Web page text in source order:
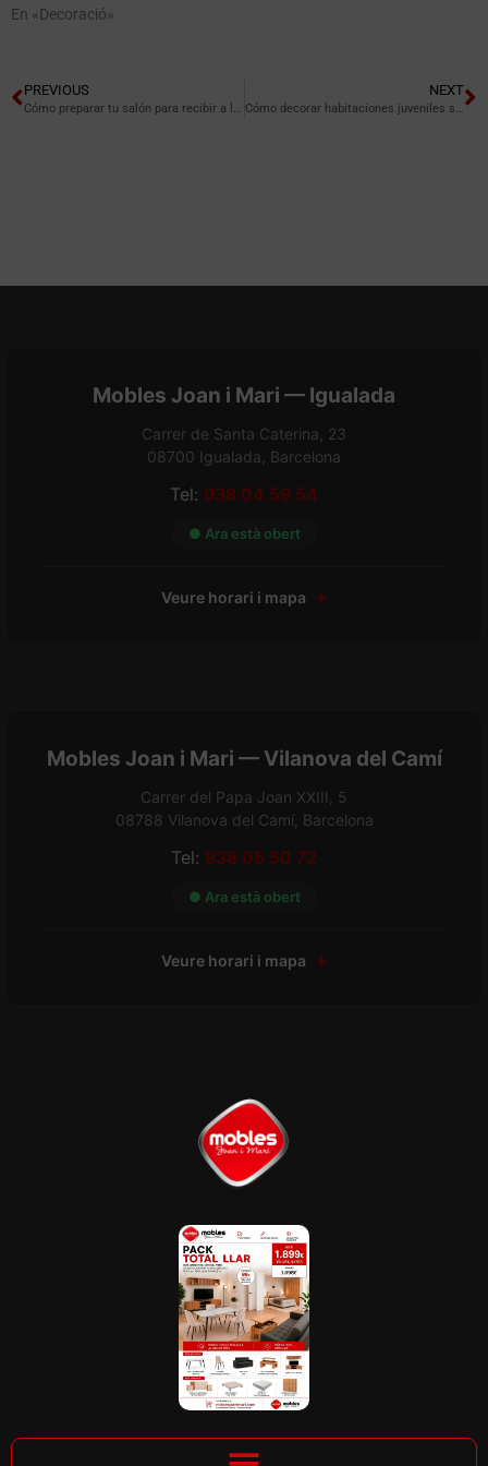
En «Decoració»
PREVIOUS
Cómo preparar tu salón para recibir a la familia en Navidad
NEXT
Cómo decorar habitaciones juveniles sin perder la funcionalidad
Mobles Joan i Mari — Igualada
Carrer de Santa Caterina, 23
08700 Igualada, Barcelona
Tel: 938 04 59 54
● Ara està obert
Veure horari i mapa
Mobles Joan i Mari — Vilanova del Camí
Carrer del Papa Joan XXIII, 5
08788 Vilanova del Camí, Barcelona
Tel: 938 05 50 72
● Ara està obert
Veure horari i mapa